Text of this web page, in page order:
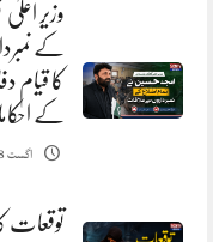
وزیر
کے
کا قیام
کے
اگست 8, 2026
توقعات